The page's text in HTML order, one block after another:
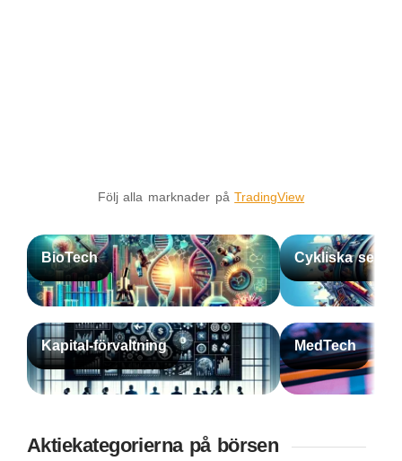
Följ alla marknader påTradingView
BioTech Cykliska
Kapital-förvaltning MedTech
Aktiekategorierna på börsen